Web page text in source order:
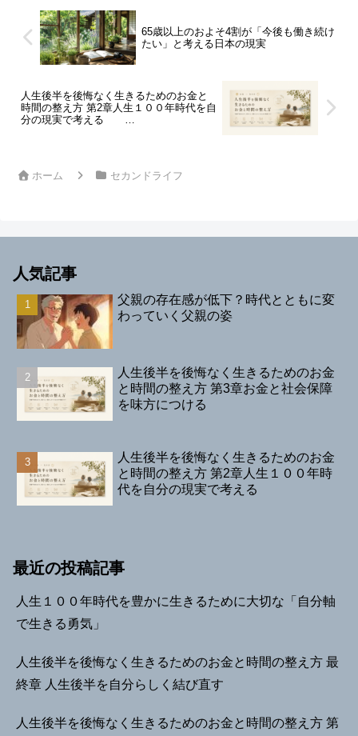
65歳以上のおよそ4割が「今後も働き続け
たい」と考える日本の現実
人生後半を後悔なく生きるためのお金と
時間の整え方 第2章人生１００年時代を自
分の現実で考える
ホーム セカンドライフ
人気記事
父親の存在感が低下？時代とともに変
わっていく父親の姿
人生後半を後悔なく生きるためのお金
と時間の整え方 第3章お金と社会保障
を味方につける
人生後半を後悔なく生きるためのお金
と時間の整え方 第2章人生１００年時
代を自分の現実で考える
最近の投稿記事
人生１００年時代を豊かに生きるために大切な「自分軸
で生きる勇気」
人生後半を後悔なく生きるためのお金と時間の整え方 最
終章 人生後半を自分らしく結び直す
人生後半を後悔なく生きるためのお金と時間の整え方 第